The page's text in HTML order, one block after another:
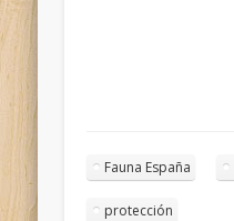
Fauna España
protección